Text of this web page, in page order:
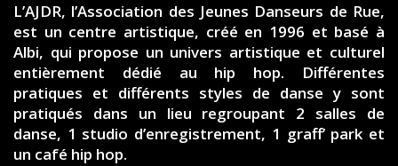
L’AJDR, l’Association des Jeunes Danseurs de Rue,
est un centre artistique, créé en 1996 et basé à
Albi, qui propose un univers artistique et culturel
entièrement dédié au hip hop. Différentes
pratiques et différents styles de danse y sont
pratiqués dans un lieu regroupant 2 salles de
danse, 1 studio d’enregistrement, 1 graff’ park et
un café hip hop.